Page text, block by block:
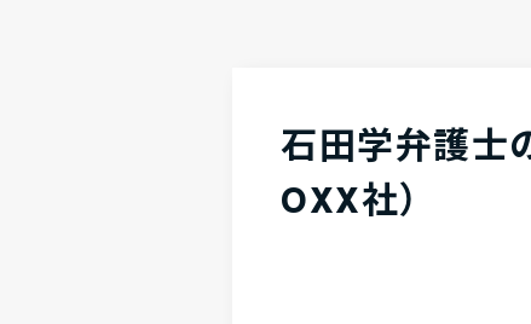
石田学弁護士
OXX社）